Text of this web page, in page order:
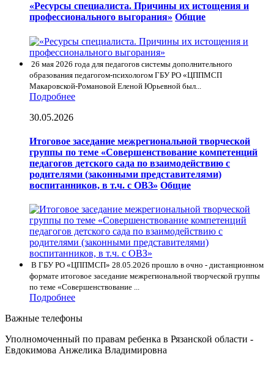
«Ресурсы специалиста. Причины их истощения и
профессионального выгорания» Общие
26 мая 2026 года для педагогов системы дополнительного
образования педагогом-психологом ГБУ РО «ЦППМСП
Макаровской-Романовой Еленой Юрьевной был...
Подробнее
30.05.2026
Итоговое заседание межрегиональной творческой
группы по теме «Совершенствование компетенций
педагогов детского сада по взаимодействию с
родителями (законными представителями)
воспитанников, в т.ч. с ОВЗ» Общие
В ГБУ РО «ЦППМСП» 28.05.2026 прошло в очно - дистанционном
формате итоговое заседание межрегиональной творческой группы
по теме «Совершенствование ...
Подробнее
Важные телефоны
Уполномоченный по правам ребенка в Рязанской области -
Евдокимова Анжелика Владимировна